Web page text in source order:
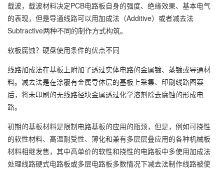
载波，载波材料决定PCB电路板自身的强度、绝缘效果、基本电气
的表现，但是导通线路可以用加成法（Additive）或者减去法
Subtractive两种不同的制作方式构筑。
软板腐蚀？硬盘使用条件的优点不同
线路加成法在基板上附加了透过实体电路的金属镀、蒸镀或导通材
料。减去法是在涂覆有金属导体层的基板上采集、印刷线路图案
后，将未印刷的无线路径块金属透过化学溶剂除去腐蚀的形成电
路。
初期的基板材料是限制电路基板的应用的瓶颈，但是，例如可挠性
的软性材料、高温耐受性、薄化和兼有多层层叠应用的各种机械板
材料相继发售，其中高单价的软性和挠性的电路板中多使用加成法
处理线路硬式电路板或多层电路板多数情况下减去法制作线路被使